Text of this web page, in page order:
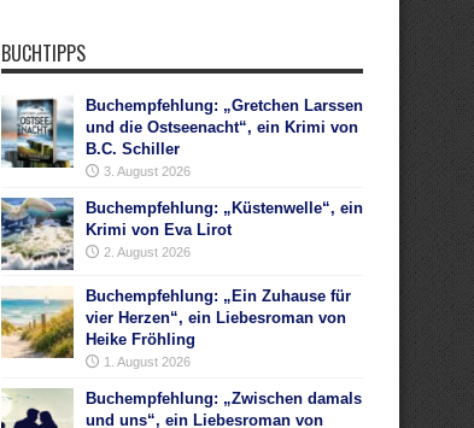
BUCHTIPPS
Buchempfehlung: „Gretchen Larssen
und die Ostseenacht“, ein Krimi von
B.C. Schiller
3. August 2026
Buchempfehlung: „Küstenwelle“, ein
Krimi von Eva Lirot
2. August 2026
Buchempfehlung: „Ein Zuhause für
vier Herzen“, ein Liebesroman von
Heike Fröhling
1. August 2026
Buchempfehlung: „Zwischen damals
und uns“, ein Liebesroman von